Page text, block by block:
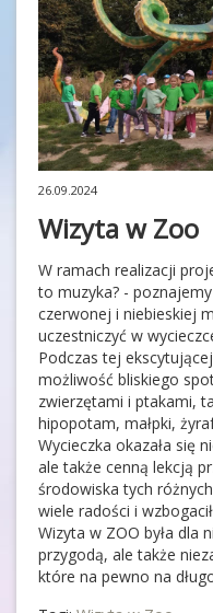
26.09.2024
Wizyta w Zoo
W ramach realizacji
to muzyka? -
czerwonej i niebieskiej
uczestniczyć w
Podczas tej
możliwość bliskiego
zwierzętami i ptakami,
hipopotam, małpki,
Wycieczka okazała się
ale także cenną lekcją
środowiska tych
wiele radości i
Wizyta w ZOO była dla
przygodą, ale także
które na pewno na